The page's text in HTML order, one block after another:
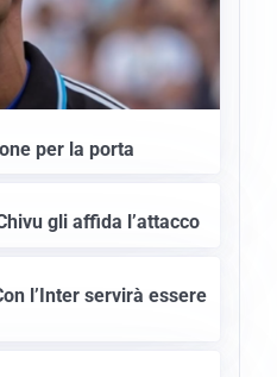
per la porta
gli affida l’attacco
l’Inter servirà essere